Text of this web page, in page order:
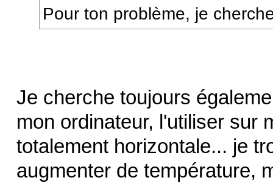
Pour ton problème, je
Je cherche toujours
mon ordinateur, l'utiliser sur
totalement horizontale... je
augmenter de température,